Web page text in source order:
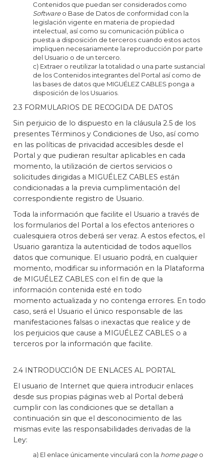
Contenidos que puedan ser considerados como
Softwareo Base de Datos de conformidad con la
legislación vigente en materia de propiedad
intelectual, así como su comunicación pública o
puesta a disposición de terceros cuando estos actos
impliquen necesariamente la reproducción por parte
del Usuario o de un tercero.
c) Extraer o reutilizar la totalidad o una parte sustancial
de los Contenidos integrantes del Portal así como de
las bases de datos que MIGUÉLEZ CABLES ponga a
disposición de los Usuarios.
2.3 FORMULARIOS DE RECOGIDA DE DATOS
Sin perjuicio de lo dispuesto en la cláusula 2.5 de los
presentes Términos y Condiciones de Uso, así como
en las políticas de privacidad accesibles desde el
Portal y que pudieran resultar aplicables en cada
momento, la utilización de ciertos servicios o
solicitudes dirigidas a MIGUÉLEZ CABLES están
condicionadas a la previa cumplimentación del
correspondiente registro de Usuario.
Toda la información que facilite el Usuario a través de
los formularios del Portal a los efectos anteriores o
cualesquiera otros deberá ser veraz. A estos efectos, el
Usuario garantiza la autenticidad de todos aquellos
datos que comunique. El usuario podrá, en cualquier
momento, modificar su información en la Plataforma
de MIGUÉLEZ CABLES con el fin de que la
información contenida esté en todo
momento actualizada y no contenga errores. En todo
caso, será el Usuario el único responsable de las
manifestaciones falsas o inexactas que realice y de
los perjuicios que cause a MIGUÉLEZ CABLES o a
terceros por la información que facilite.
2.4 INTRODUCCIÓN DE ENLACES AL PORTAL
El usuario de Internet que quiera introducir enlaces
desde sus propias páginas web al Portal deberá
cumplir con las condiciones que se detallan a
continuación sin que el desconocimiento de las
mismas evite las responsabilidades derivadas de la
Ley:
a) El enlace únicamente vinculará con la home pageo